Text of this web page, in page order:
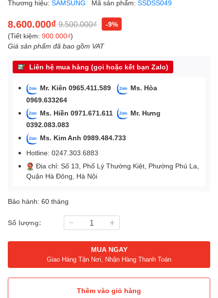
Thương hiệu: SAMSUNG Mã sản phẩm: SSDSS049
8.600.000₫ 9.500.000₫
-9%
(Tiết kiệm: 900.000₫)
Giá sản phẩm đã bao gồm VAT
Liên hệ mua hàng (gọi hoặc kết bạn Zalo)
Mr. Kiên 0965.411.589
Ms. Hòa
0969.633264
Ms. Hiền 0971.671.611
Mr. Hưng
0392.083.083
Ms. Kim Anh 0989.484.733
Hotline: 0247.303.6883
Địa chỉ: Số 13, Phố Lý Thường Kiệt, Phường Phú La,
Quận Hà Đông, Hà Nội
Bảo hành: 60 tháng
Số lượng:
MUA NGAY
Giao Hàng Tận Nơi, Nhận Hàng Thanh Toán
Thêm vào giỏ hàng